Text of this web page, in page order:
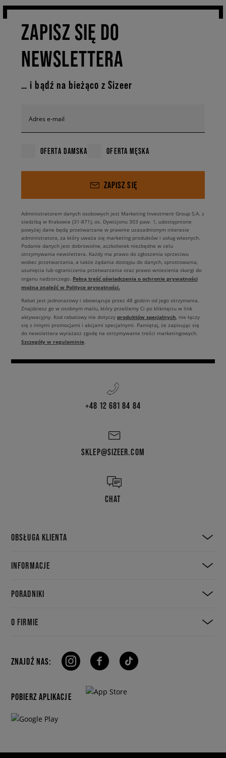
ZAPISZ SIĘ DO
NEWSLETTERA
… i bądź na bieżąco z Sizeer
Adres e-mail
OFERTA DAMSKA OFERTA MĘSKA
ZAPISZ SIĘ
Administratorem danych osobowych jest Marketing Investment Group S.A. z
siedzibą w Krakowie (31-871), os. Dywizjonu 303 paw. 1, udostępnione
powyżej dane będą przetwarzane w prawnie uzasadnionym interesie
administratora, za który uważa się marketing produktów i usług własnych.
Podanie danych jest dobrowolne, aczkolwiek niezbędne w celu
otrzymywania newslettera. Każdy ma prawo do zgłoszenia sprzeciwu
wobec przetwarzania, a także żądania dostępu do danych, sprostowania,
usunięcia lub ograniczenia przetwarzania oraz prawo wniesienia skargi do
organu nadzorczego. Pełną treść oświadczenia o ochronie prywatności
można znaleźć w Polityce prywatności.
Rabat jest jednorazowy i obowiązuje przez 48 godzin od jego otrzymania.
Znajdziesz go w osobnym mailu, który prześlemy Ci po kliknięciu w link
aktywacyjny. Kod rabatowy nie dotyczy produktów specjalnych, nie łączy
się z innymi promocjami i akcjami specjalnymi. Pamiętaj, że zapisując się
do newslettera wyrażasz zgodę na otrzymywanie treści marketingowych.
Szczegóły w regulaminie.
+48 12 681 84 84
SKLEP@SIZEER.COM
CHAT
OBSŁUGA KLIENTA
INFORMACJE
PORADNIKI
O FIRMIE
ZNAJDŹ NAS:
POBIERZ APLIKACJE